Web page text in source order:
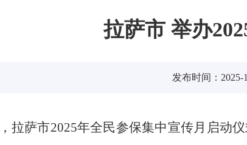
拉萨市 举办
发布时间：2025-
拉萨市2025年全民参保集中宣传月启动